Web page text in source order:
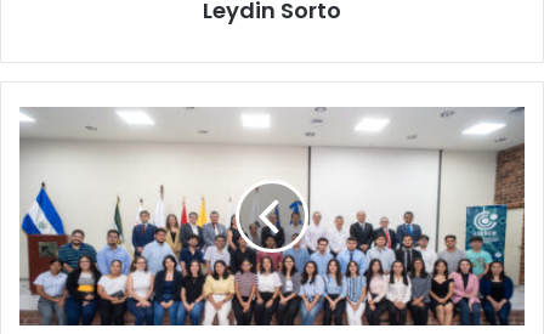
Leydin Sorto
Estudiantes
beneficiados
programa
de
Becas
Enlace-
Santander